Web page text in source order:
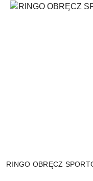
RINGO OBRĘCZ